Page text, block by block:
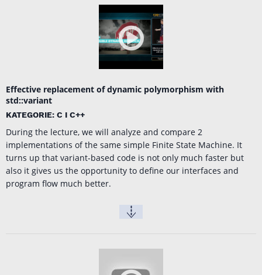
Effective replacement of dynamic polymorphism with
std::variant
KATEGORIE: C I C++
During the lecture, we will analyze and compare 2
implementations of the same simple Finite State Machine. It
turns up that variant-based code is not only much faster but
also it gives us the opportunity to define our interfaces and
program flow much better.